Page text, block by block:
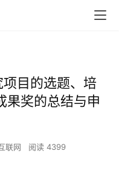
目的选题、培
果奖的总结与申
联网 阅读 4399